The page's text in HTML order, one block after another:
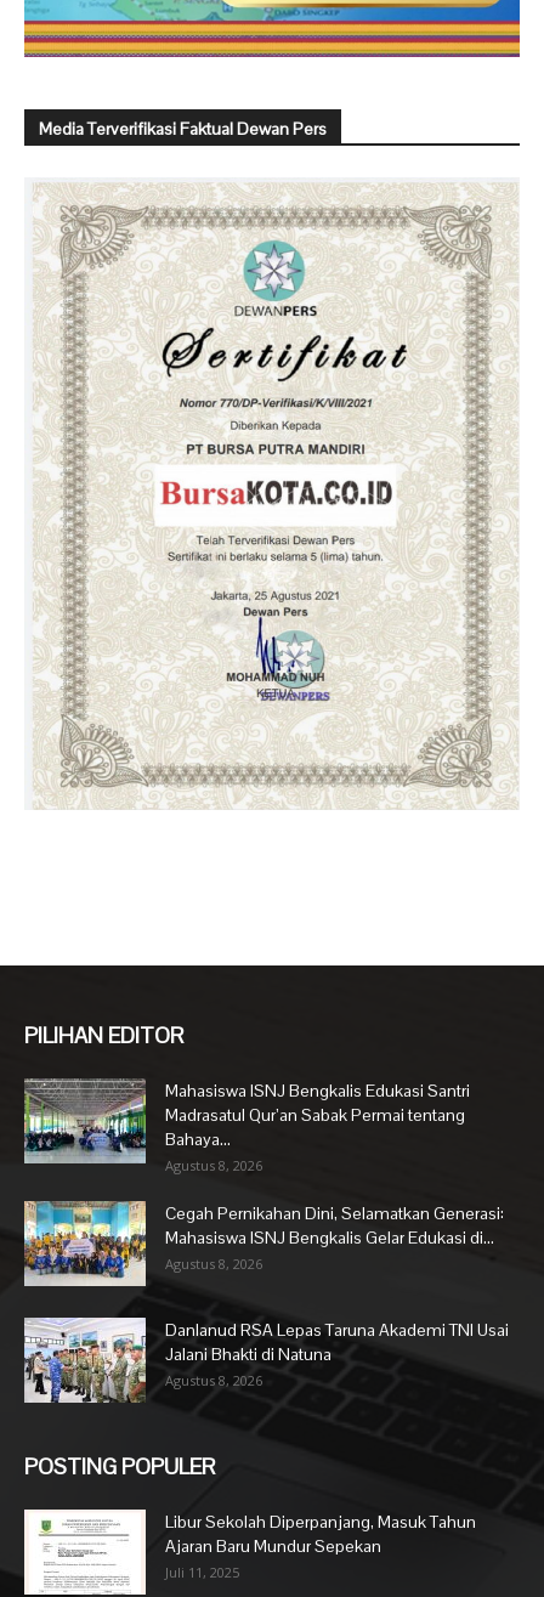
Media Terverifikasi Faktual Dewan Pers
PILIHAN EDITOR
Mahasiswa ISNJ Bengkalis Edukasi Santri
Madrasatul Qur’an Sabak Permai tentang
Bahaya...
Agustus 8, 2026
Cegah Pernikahan Dini, Selamatkan Generasi:
Mahasiswa ISNJ Bengkalis Gelar Edukasi di...
Agustus 8, 2026
Danlanud RSA Lepas Taruna Akademi TNI Usai
Jalani Bhakti di Natuna
Agustus 8, 2026
POSTING POPULER
Libur Sekolah Diperpanjang, Masuk Tahun
Ajaran Baru Mundur Sepekan
Juli 11, 2025